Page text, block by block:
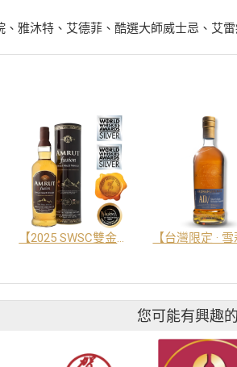
、雅沐特、艾德菲、酷選大師威士忌、艾
【2025 SWSC雙金牌98分】Amrut 雅沐特「融合」單一麥芽威士忌 50%
您可能有興趣